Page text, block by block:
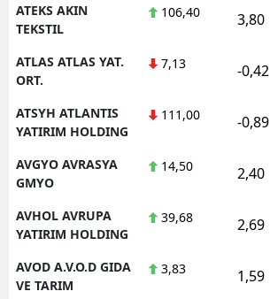
ATEKS AKIN
TEKSTIL
106,40 3,80
ATLAS ATLAS YAT.
ORT.
7,13 -0,42
ATSYH ATLANTIS
YATIRIM HOLDING
111,00 -0,89
AVGYO AVRASYA
GMYO
14,50 2,40
AVHOL AVRUPA
YATIRIM HOLDING
39,68 2,69
AVOD A.V.O.D GIDA
VE TARIM
3,83 1,59